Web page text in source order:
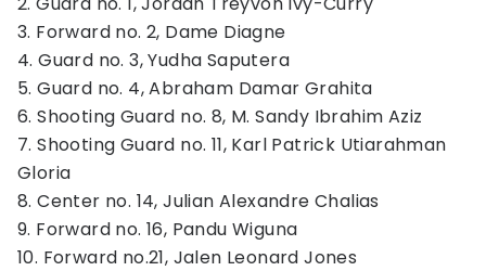
3. Forward no. 2, Dame Diagne
4. Guard no. 3, Yudha Saputera
5. Guard no. 4, Abraham Damar Grahita
6. Shooting Guard no. 8, M. Sandy Ibrahim Aziz
7. Shooting Guard no. 11, Karl Patrick Utiarahman
Gloria
8. Center no. 14, Julian Alexandre Chalias
9. Forward no. 16, Pandu Wiguna
10. Forward no.21, Jalen Leonard Jones